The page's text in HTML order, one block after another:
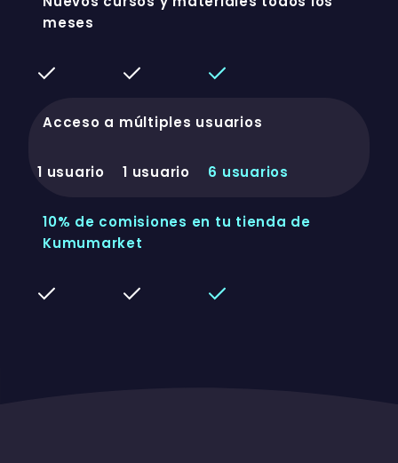
meses
Acceso a múltiples usuarios
1 usuario 1 usuario 6 usuarios
10% de comisiones en tu tienda de
Kumumarket